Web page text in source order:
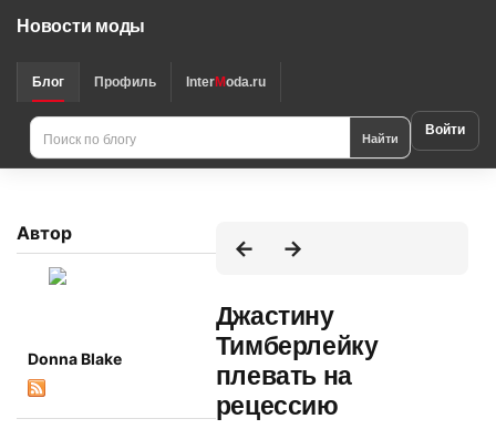
Новости моды
Блог Профиль InterModa.ru
Найти Войти
Автор
Donna Blake
Джастину
Тимберлейку
плевать на
рецессию